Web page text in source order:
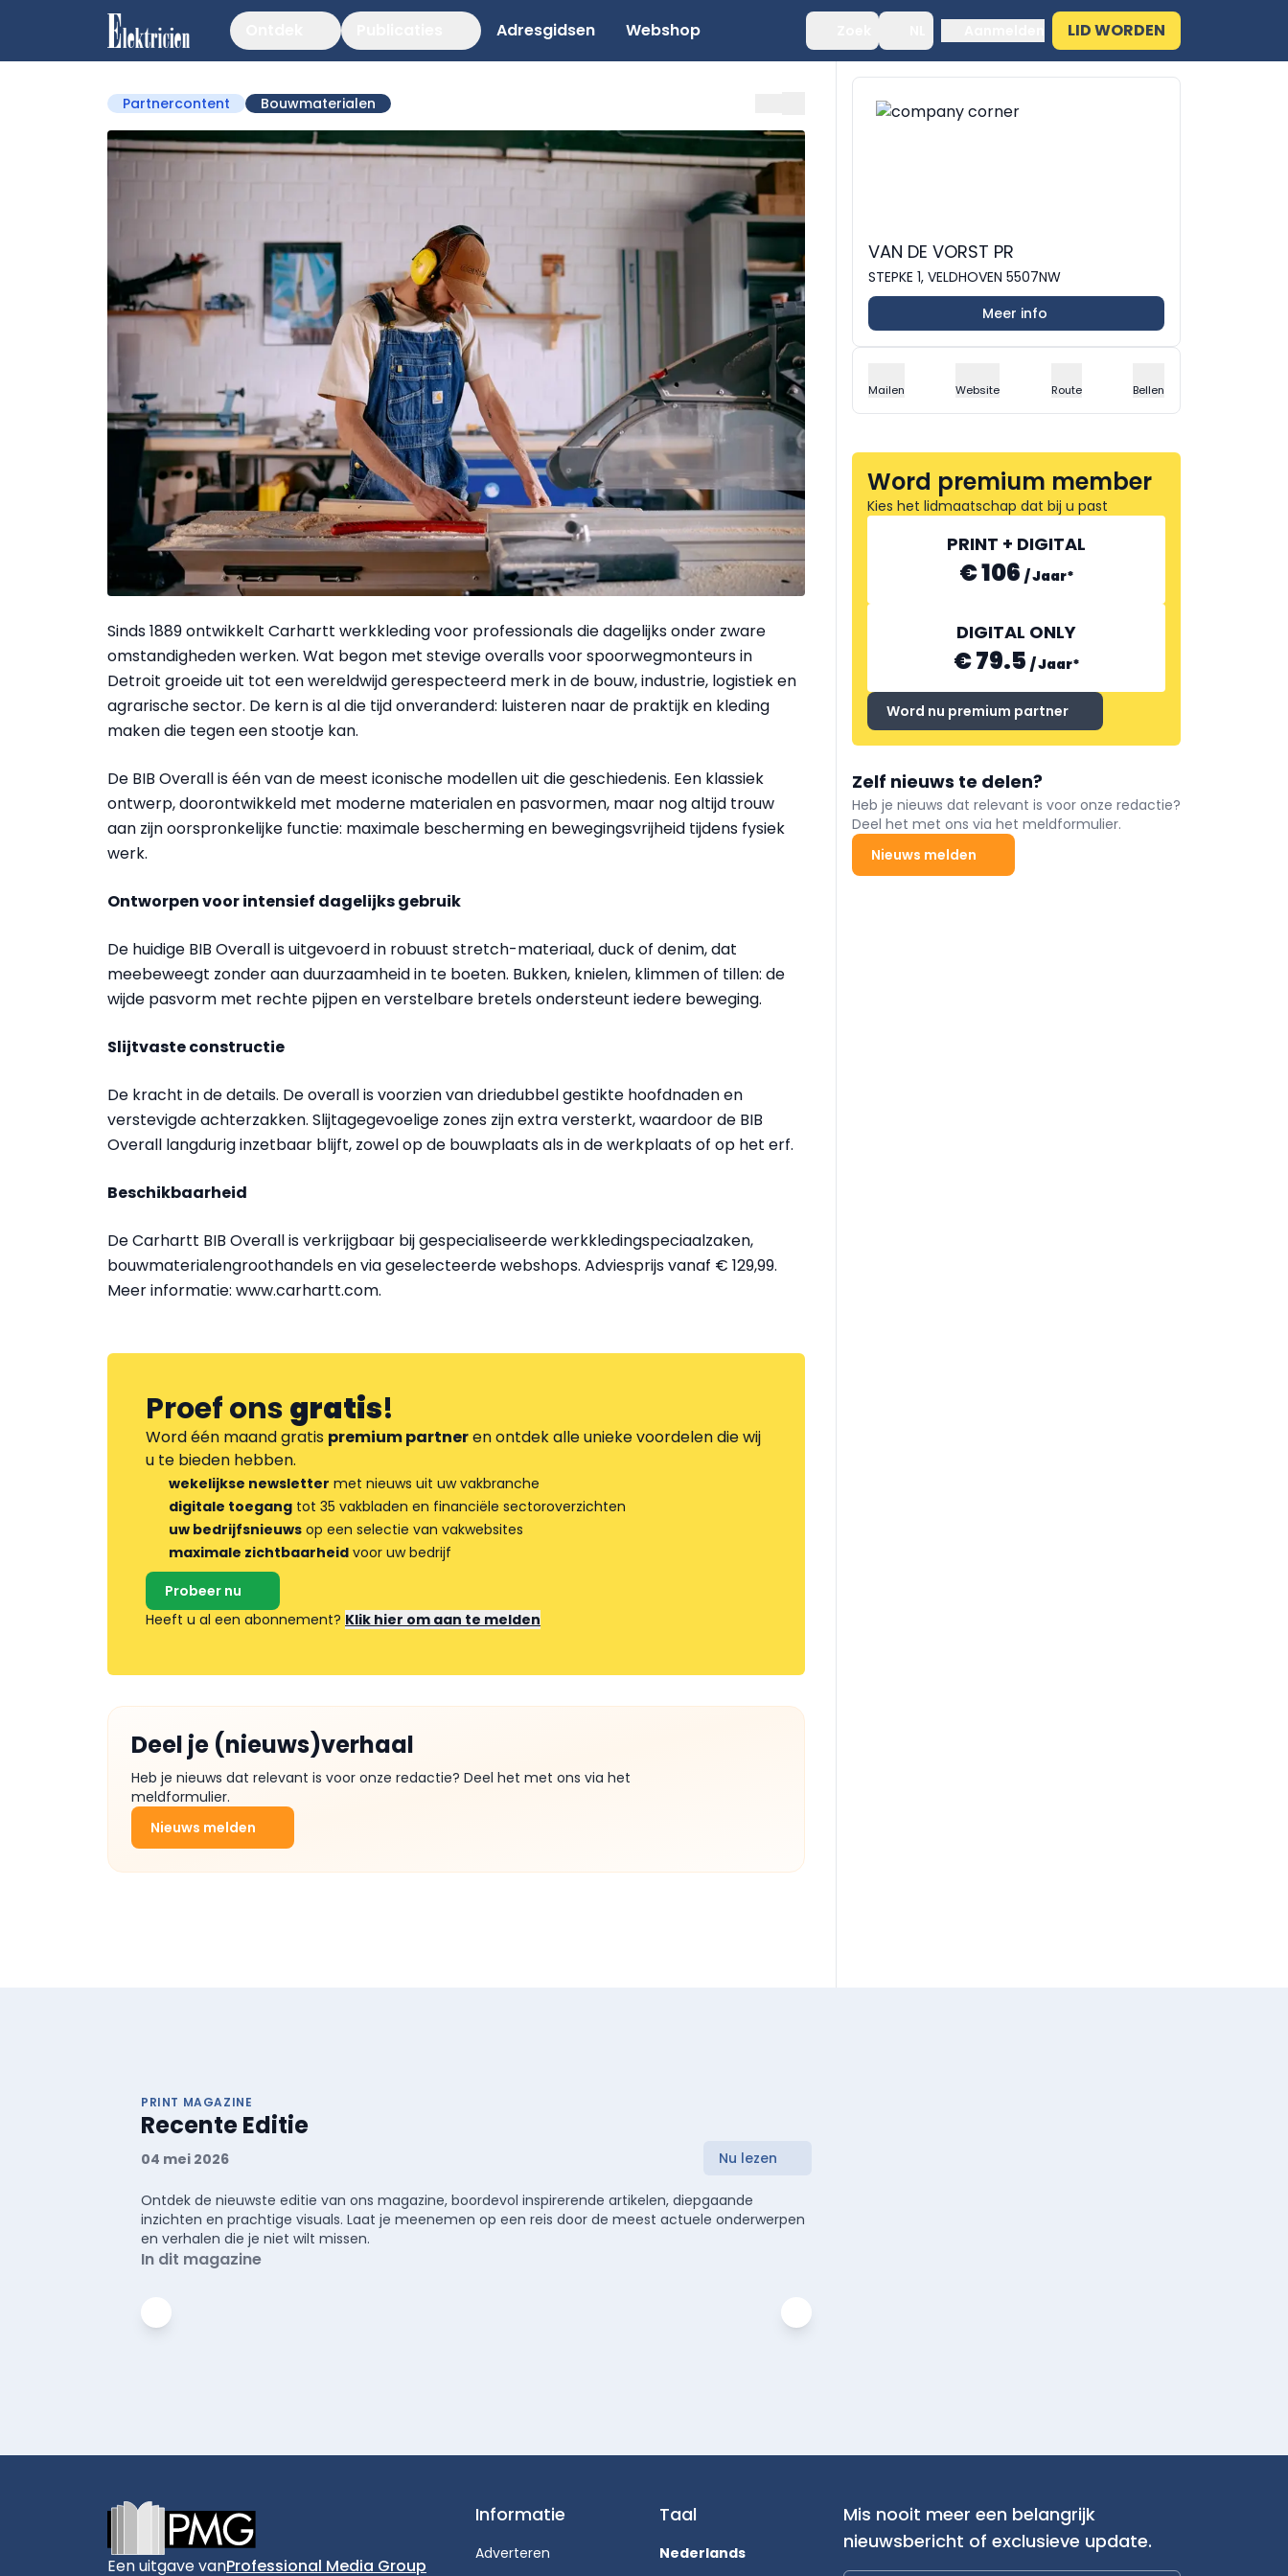
Adresgidsen Webshop LID WORDEN
Partnercontent Bouwmaterialen
Sinds 1889 ontwikkelt Carhartt werkkleding voor professionals die dagelijks onder zware
omstandigheden werken. Wat begon met stevige overalls voor spoorwegmonteurs in
Detroit groeide uit tot een wereldwijd gerespecteerd merk in de bouw, industrie, logistiek en
agrarische sector. De kern is al die tijd onveranderd: luisteren naar de praktijk en kleding
maken die tegen een stootje kan.
De BIB Overall is één van de meest iconische modellen uit die geschiedenis. Een klassiek
ontwerp, doorontwikkeld met moderne materialen en pasvormen, maar nog altijd trouw
aan zijn oorspronkelijke functie: maximale bescherming en bewegingsvrijheid tijdens fysiek
werk.
Ontworpen voor intensief dagelijks gebruik
De huidige BIB Overall is uitgevoerd in robuust stretch-materiaal, duck of denim, dat
meebeweegt zonder aan duurzaamheid in te boeten. Bukken, knielen, klimmen of tillen: de
wijde pasvorm met rechte pijpen en verstelbare bretels ondersteunt iedere beweging.
Slijtvaste constructie
De kracht in de details. De overall is voorzien van driedubbel gestikte hoofdnaden en
verstevigde achterzakken. Slijtagegevoelige zones zijn extra versterkt, waardoor de BIB
Overall langdurig inzetbaar blijft, zowel op de bouwplaats als in de werkplaats of op het erf.
Beschikbaarheid
De Carhartt BIB Overall is verkrijgbaar bij gespecialiseerde werkkledingspeciaalzaken,
bouwmaterialengroothandels en via geselecteerde webshops. Adviesprijs vanaf € 129,99.
Meer informatie: www.carhartt.com.
Proef onsgratis!
Word één maand gratis premium partneren ontdek alle unieke voordelen die wij
u te bieden hebben.
wekelijkse newsletter met nieuws uit uw vakbranche
digitale toegang tot 35 vakbladen en financiële sectoroverzichten
uw bedrijfsnieuws op een selectie van vakwebsites
maximale zichtbaarheid voor uw bedrijf
Probeer nu
Heeft u al een abonnement? Klik hier om aan te melden
Deel je (nieuws)verhaal
Heb je nieuws dat relevant is voor onze redactie? Deel het met ons via het
meldformulier.
Nieuws melden
VAN DE VORST PR
STEPKE 1, VELDHOVEN 5507NW
Meer info
Mailen Website Route Bellen
Word premium member
Kies het lidmaatschap dat bij u past
PRINT + DIGITAL
€ 106 /Jaar*
DIGITAL ONLY
€ 79.5 /Jaar*
Word nu premium partner
Zelf nieuws te delen?
Heb je nieuws dat relevant is voor onze redactie?
Deel het met ons via het meldformulier.
Nieuws melden
PRINT MAGAZINE
Recente Editie
04 mei 2026 Nu lezen
Ontdek de nieuwste editie van ons magazine, boordevol inspirerende artikelen, diepgaande
inzichten en prachtige visuals. Laat je meenemen op een reis door de meest actuele onderwerpen
en verhalen die je niet wilt missen.
In dit magazine
Een uitgave vanProfessional Media Group
Informatie
Adverteren
Taal
Nederlands
Mis nooit meer een belangrijk
nieuwsbericht of exclusieve update.